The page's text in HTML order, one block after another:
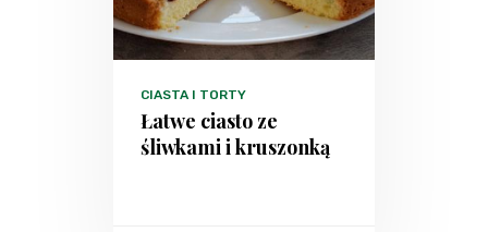
CIASTA I TORTY
Łatwe ciasto ze
śliwkami i kruszonką